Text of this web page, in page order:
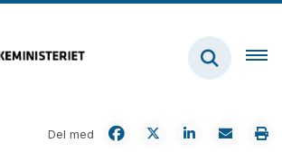
Del med